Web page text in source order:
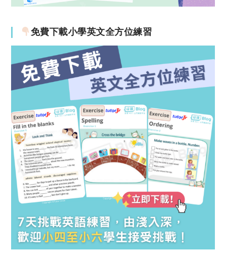
免費下載小學英文全方位練習